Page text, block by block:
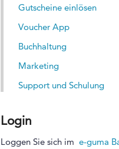
Gutscheine einlösen
Voucher App
Buchhaltung
Marketing
Support und Schulung
Login
Loggen Sie sich im e-guma